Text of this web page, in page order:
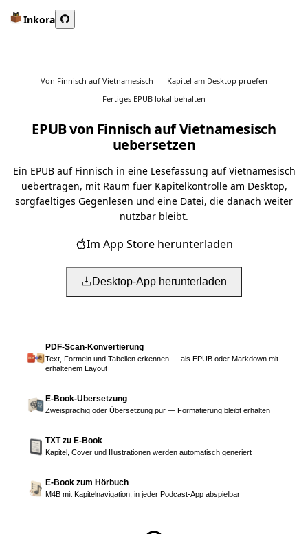
Inkora
Von Finnisch auf Vietnamesisch
Kapitel am Desktop pruefen
Fertiges EPUB lokal behalten
EPUB von Finnisch auf Vietnamesisch
uebersetzen
Ein EPUB auf Finnisch in eine Lesefassung auf Vietnamesisch
uebertragen, mit Raum fuer Kapitelkontrolle am Desktop,
sorgfaeltiges Gegenlesen und eine Datei, die danach weiter
nutzbar bleibt.
Im App Store herunterladen
Desktop-App herunterladen
PDF-Scan-Konvertierung
Text, Formeln und Tabellen erkennen — als EPUB oder Markdown mit
erhaltenem Layout
E-Book-Übersetzung
Zweisprachig oder Übersetzung pur — Formatierung bleibt erhalten
TXT zu E-Book
Kapitel, Cover und Illustrationen werden automatisch generiert
E-Book zum Hörbuch
M4B mit Kapitelnavigation, in jeder Podcast-App abspielbar